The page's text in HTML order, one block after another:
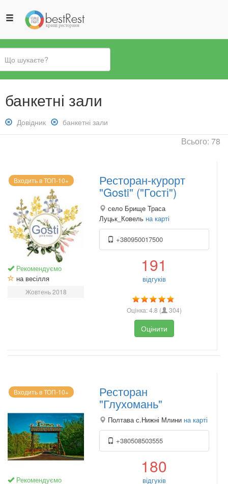
Ви
єбанкетні зали
Зняти
фільтр:
Довідник
Зняти
фільтр:
банкетні зали
Всього: 78
Входить в ТОП-10+
Рекомендуємо
на весілля
Жовтень 2018
Ресторан-курорт
"Gosti" ("Гості")
село Брище Траса
Луцьк_Ковель на карті
+380950017500
191
відгуків
Оцінка:4.8 ( 304)
Оцінити
Входить в ТОП-10+
Рекомендуємо
Ресторан
"Глухомань"
Полтава с.Нижні Млини на карті
+380508503555
180
відгуків